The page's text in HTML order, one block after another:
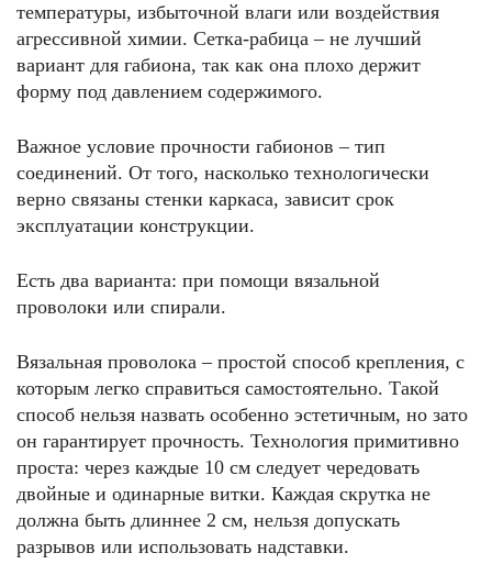
температуры, избыточной влаги или воздействия
агрессивной химии. Сетка-рабица – не лучший
вариант для габиона, так как она плохо держит
форму под давлением содержимого.
Важное условие прочности габионов – тип
соединений. От того, насколько технологически
верно связаны стенки каркаса, зависит срок
эксплуатации конструкции.
Есть два варианта: при помощи вязальной
проволоки или спирали.
Вязальная проволока – простой способ крепления, с
которым легко справиться самостоятельно. Такой
способ нельзя назвать особенно эстетичным, но зато
он гарантирует прочность. Технология примитивно
проста: через каждые 10 см следует чередовать
двойные и одинарные витки. Каждая скрутка не
должна быть длиннее 2 см, нельзя допускать
разрывов или использовать надставки.